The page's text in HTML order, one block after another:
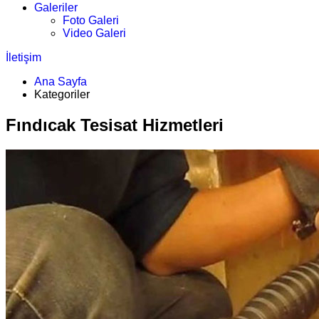
Galeriler
Foto Galeri
Video Galeri
İletişim
Ana Sayfa
Kategoriler
Fındıcak Tesisat Hizmetleri